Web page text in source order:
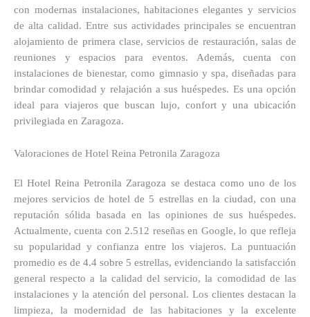
con modernas instalaciones, habitaciones elegantes y servicios
de alta calidad. Entre sus actividades principales se encuentran
alojamiento de primera clase, servicios de restauración, salas de
reuniones y espacios para eventos. Además, cuenta con
instalaciones de bienestar, como gimnasio y spa, diseñadas para
brindar comodidad y relajación a sus huéspedes. Es una opción
ideal para viajeros que buscan lujo, confort y una ubicación
privilegiada en Zaragoza.
Valoraciones de Hotel Reina Petronila Zaragoza
El Hotel Reina Petronila Zaragoza se destaca como uno de los
mejores servicios de hotel de 5 estrellas en la ciudad, con una
reputación sólida basada en las opiniones de sus huéspedes.
Actualmente, cuenta con 2.512 reseñas en Google, lo que refleja
su popularidad y confianza entre los viajeros. La puntuación
promedio es de 4.4 sobre 5 estrellas, evidenciando la satisfacción
general respecto a la calidad del servicio, la comodidad de las
instalaciones y la atención del personal. Los clientes destacan la
limpieza, la modernidad de las habitaciones y la excelente